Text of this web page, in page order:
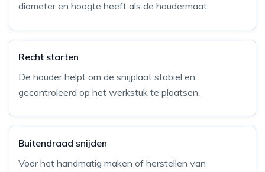
diameter en hoogte heeft als de houdermaat.
Recht starten
De houder helpt om de snijplaat stabiel en
gecontroleerd op het werkstuk te plaatsen.
Buitendraad snijden
Voor het handmatig maken of herstellen van